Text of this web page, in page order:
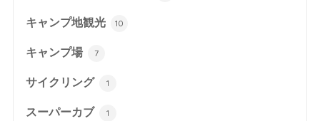
キャンプ地観光 10
キャンプ場 7
サイクリング 1
スーパーカブ 1